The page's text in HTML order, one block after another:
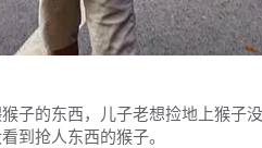
的东西，儿子老想捡地上猴子
到抢人东西的猴子。